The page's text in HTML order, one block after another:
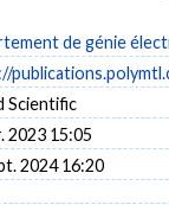
de génie
Scientific
2023 15:05
2024 16:20